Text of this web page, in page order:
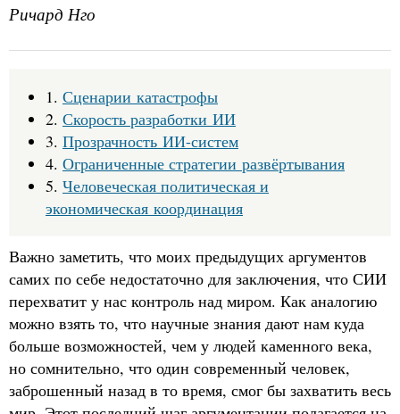
Ричард Нго
1. Сценарии катастрофы
2. Скорость разработки ИИ
3. Прозрачность ИИ-систем
4. Ограниченные стратегии развёртывания
5. Человеческая политическая и
экономическая координация
Важно заметить, что моих предыдущих аргументов
самих по себе недостаточно для заключения, что СИИ
перехватит у нас контроль над миром. Как аналогию
можно взять то, что научные знания дают нам куда
больше возможностей, чем у людей каменного века,
но сомнительно, что один современный человек,
заброшенный назад в то время, смог бы захватить весь